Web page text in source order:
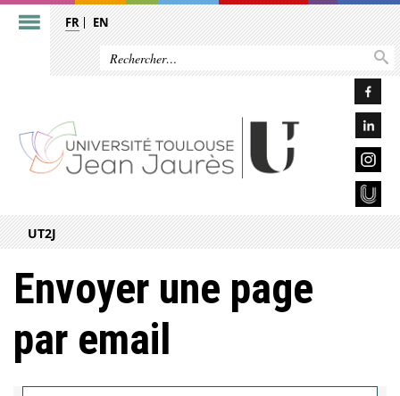
FR EN
UT2J
Envoyer une page
par email